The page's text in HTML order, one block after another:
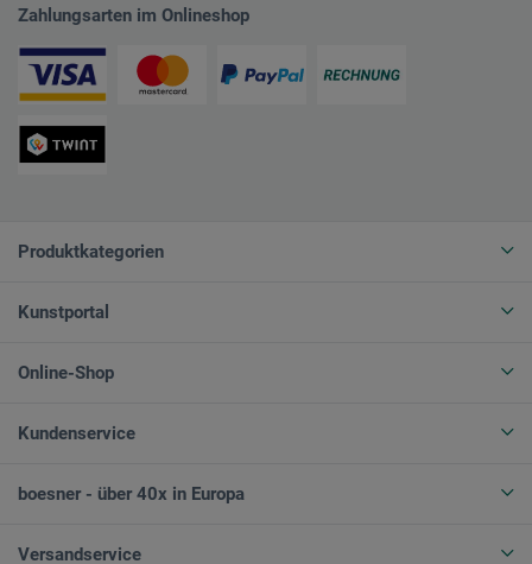
Zahlungsarten im Onlineshop
Produktkategorien
Kunstportal
Online-Shop
Kundenservice
boesner - über 40x in Europa
Versandservice